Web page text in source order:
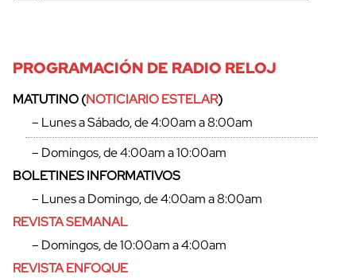
PROGRAMACIÓN DE RADIO RELOJ
MATUTINO (NOTICIARIO ESTELAR)
– Lunes a Sábado, de 4:00am a 8:00am
– Domingos, de 4:00am a 10:00am
BOLETINES INFORMATIVOS
– Lunes a Domingo, de 4:00am a 8:00am
REVISTA SEMANAL
– Domingos, de 10:00am a 4:00am
REVISTA ENFOQUE